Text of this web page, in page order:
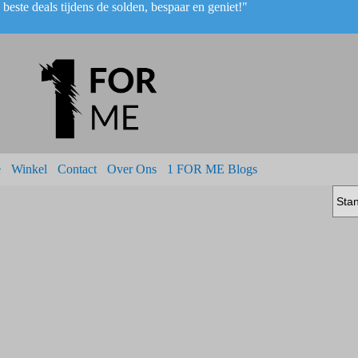
deals tijdens de solden, bespaar en geniet!"
Winkel Contact Over Ons 1 FOR ME Blogs